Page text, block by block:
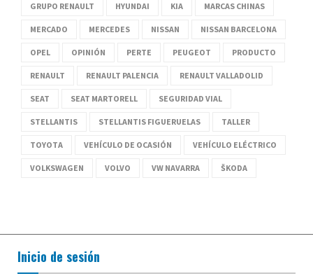
GRUPO RENAULT HYUNDAI KIA MARCAS CHINAS
MERCADO MERCEDES NISSAN NISSAN BARCELONA
OPEL OPINIÓN PERTE PEUGEOT PRODUCTO
RENAULT RENAULT PALENCIA RENAULT VALLADOLID
SEAT SEAT MARTORELL SEGURIDAD VIAL
STELLANTIS STELLANTIS FIGUERUELAS TALLER
TOYOTA VEHÍCULO DE OCASIÓN VEHÍCULO ELÉCTRICO
VOLKSWAGEN VOLVO VW NAVARRA ŠKODA
Inicio de sesión